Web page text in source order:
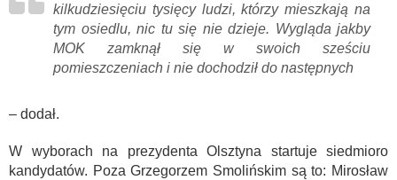
kilkudziesięciu tysięcy ludzi, którzy mieszkają na
tym osiedlu, nic tu się nie dzieje. Wygląda jakby
MOK zamknął się w swoich sześciu
pomieszczeniach i nie dochodził do następnych
– dodał.
W wyborach na prezydenta Olsztyna startuje siedmioro
kandydatów. Poza Grzegorzem Smolińskim są to: Mirosław